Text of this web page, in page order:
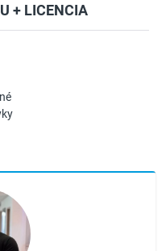
+ LICENCIA